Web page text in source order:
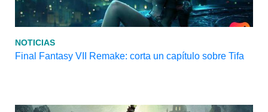
NOTICIAS
Final Fantasy VII Remake: corta un capítulo sobre Tifa